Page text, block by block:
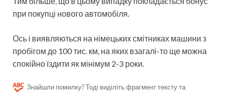
при покупці нового автомобіля.
Ось і виявляються на німецьких смітниках машини з
пробігом до 100 тис. км, на яких взагалі-то ще можна
спокійно їздити як мінімум 2-3 роки.
Знайшли помилку? Тоді виділіть фрагмент тексту та